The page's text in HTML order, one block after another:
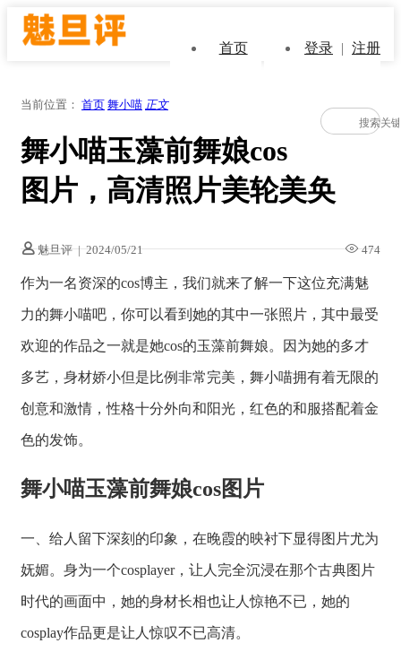
首页 登录 | 注册
当前位置： 首页 舞小喵 正文
舞小喵玉藻前舞娘cos
图片，高清照片美轮美奂
魅旦评 | 2024/05/21 474
作为一名资深的cos博主，我们就来了解一下这位充满魅
力的舞小喵吧，你可以看到她的其中一张照片，其中最受
欢迎的作品之一就是她cos的玉藻前舞娘。因为她的多才
多艺，身材娇小但是比例非常完美，舞小喵拥有着无限的
创意和激情，性格十分外向和阳光，红色的和服搭配着金
色的发饰。
舞小喵玉藻前舞娘cos图片
一、给人留下深刻的印象，在晚霞的映衬下显得图片尤为
妩媚。身为一个cosplayer，让人完全沉浸在那个古典图片
时代的画面中，她的身材长相也让人惊艳不已，她的
cosplay作品更是让人惊叹不已高清。